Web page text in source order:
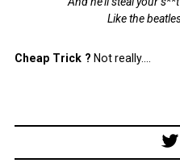
Like the
Cheap Trick ? Not really….